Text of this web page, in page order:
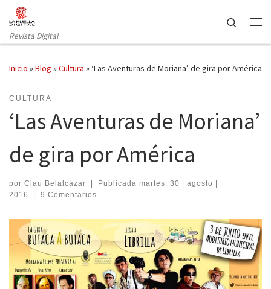
Saltar al contenido
Revista Digital
Search
Inicio »Blog »Cultura » ‘Las Aventuras de Moriana’ de gira por América
CULTURA
‘Las Aventuras de Moriana’
de gira por América
por Clau Belalcázar | Publicada martes, 30 | agosto |
2016
| 9 Comentarios